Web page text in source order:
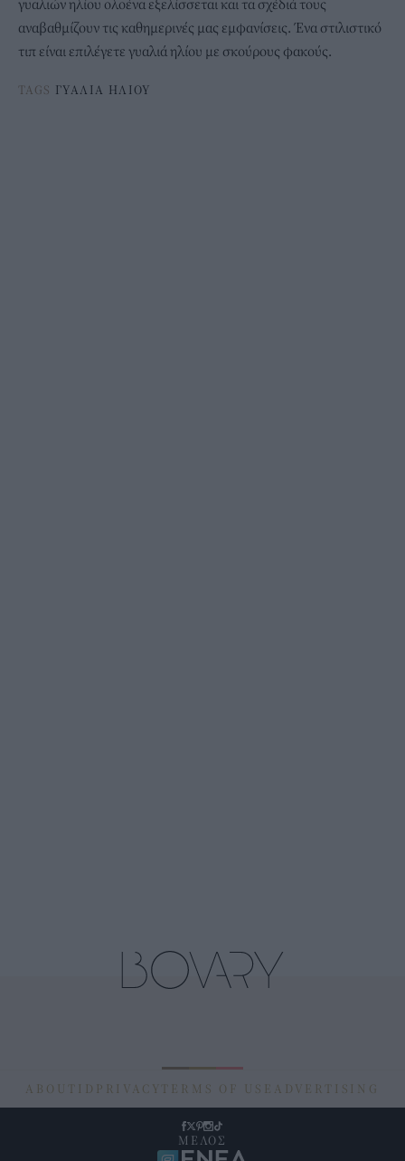
γυαλιών ηλίου ολοένα εξελίσσεται και τα σχέδιά τους
αναβαθμίζουν τις καθημερινές μας εμφανίσεις. Ένα στιλιστικό
τιπ είναι επιλέγετε γυαλιά ηλίου με σκούρους φακούς.
TAGS ΓΥΑΛΙΑ ΗΛΙΟΥ
ABOUT ID PRIVACY TERMS OF USE ADVERTISING
ΜΕΛΟΣ